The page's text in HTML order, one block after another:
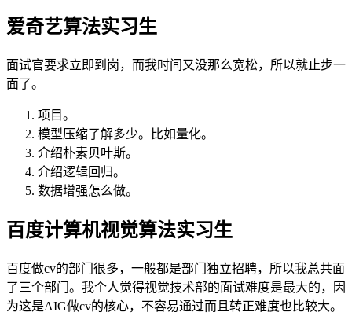
爱奇艺算法实习生
面试官要求立即到岗，而我时间又没那么宽松，所以就止步一
面了。
项目。
模型压缩了解多少。比如量化。
介绍朴素贝叶斯。
介绍逻辑回归。
数据增强怎么做。
百度计算机视觉算法实习生
百度做cv的部门很多，一般都是部门独立招聘，所以我总共面
了三个部门。我个人觉得视觉技术部的面试难度是最大的，因
为这是AIG做cv的核心，不容易通过而且转正难度也比较大。